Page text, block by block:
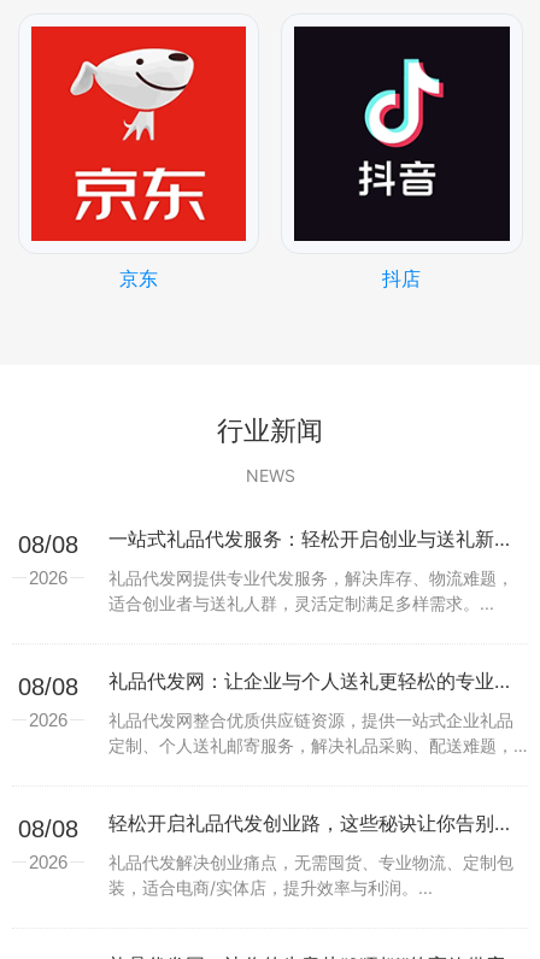
京东 抖店
行业新闻
NEWS
08/08
2026
一站式礼品代发服务：轻松开启创业与送礼新体验
礼品代发网提供专业代发服务，解决库存、物流难题，
适合创业者与送礼人群，灵活定制满足多样需求。...
08/08
2026
礼品代发网：让企业与个人送礼更轻松的专业解决方案
礼品代发网整合优质供应链资源，提供一站式企业礼品
定制、个人送礼邮寄服务，解决礼品采购、配送难题，
08/08
2026
轻松开启礼品代发创业路，这些秘诀让你告别库存烦恼
礼品代发解决创业痛点，无需囤货、专业物流、定制包
装，适合电商/实体店，提升效率与利润。...